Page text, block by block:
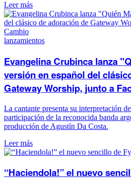
Leer más
lanzamientos
Evangelina Crubinca lanza
versión en español del
Gateway Worship, junto a
La cantante presenta su interpretación
participación de la reconocida banda
producción de Agustín Da Costa.
Leer más
“Haciendola!” el nuevo